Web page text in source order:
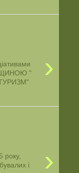
›
"
›
року,
і